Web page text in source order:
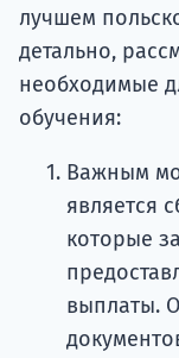
лучшем
детально,
необходимые
обучения:
Важным
является
которые
выплаты.